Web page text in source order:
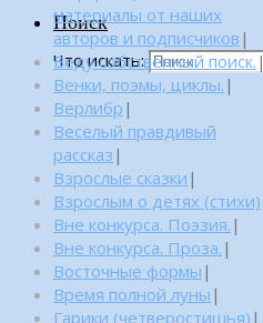
Поиск
Что искать:
материалы от наших
авторов и подписчиков |
Веду собственный поиск. |
Венки, поэмы, циклы. |
Верлибр |
Веселый правдивый
рассказ |
Взрослые сказки |
Взрослым о детях (стихи)
Вне конкурса. Поэзия. |
Вне конкурса. Проза. |
Восточные формы |
Время полной луны |
Гарики (четверостишья) |